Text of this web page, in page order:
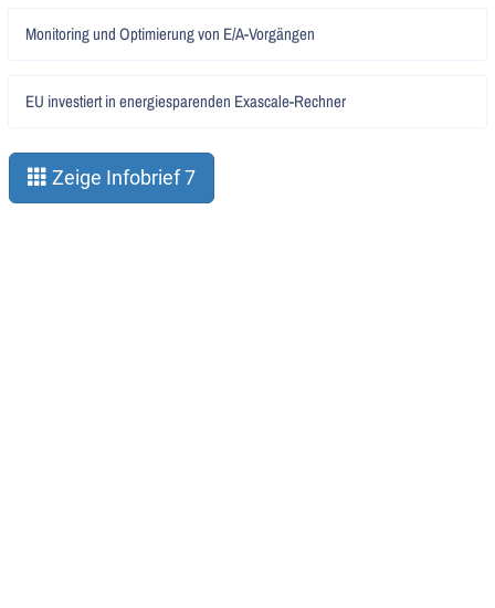
Monitoring und Optimierung von E/A-Vorgängen
EU investiert in energiesparenden Exascale-Rechner
Zeige Infobrief 7